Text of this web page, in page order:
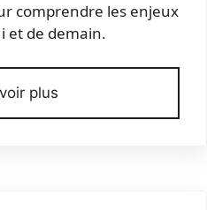
comprendre les enjeux
et de demain.
plus